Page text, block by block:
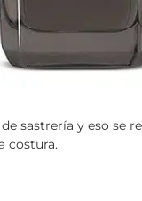
sastrería y eso se
costura.